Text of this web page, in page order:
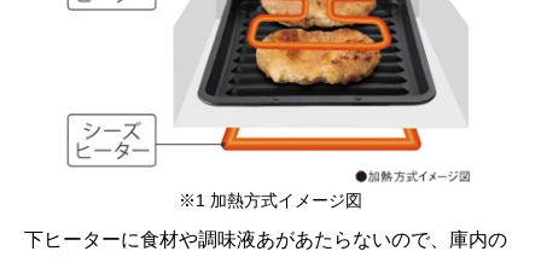
※1 加熱方式イメージ図
下ヒーターに食材や調味液あがあたらないので、庫内の